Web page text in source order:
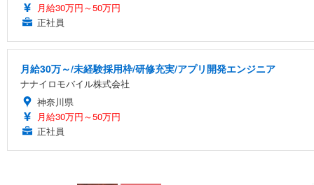
月給30万円～50万円
正社員
月給30万～/未経験採用枠/研修充実/アプリ開発エンジニア
ナナイロモバイル株式会社
神奈川県
月給30万円～50万円
正社員